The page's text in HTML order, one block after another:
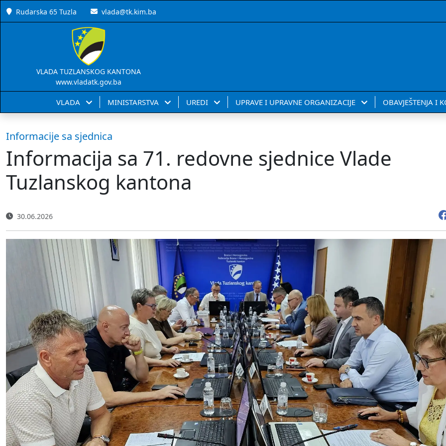
Rudarska 65 Tuzla vlada@tk.kim.ba
VLADA TUZLANSKOG KANTONA
www.vladatk.gov.ba
VLADA MINISTARSTVA UREDI UPRAVE I UPRAVNE ORGANIZACIJE OBAVJEŠTENJA I
Informacije sa sjednica
Informacija sa 71. redovne sjednice Vlade
Tuzlanskog kantona
30.06.2026